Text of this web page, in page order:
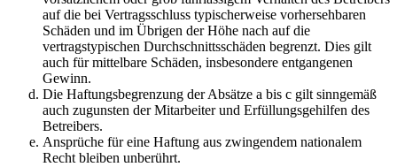
auf die bei Vertragsschluss typischerweise vorhersehbaren
Schäden und im Übrigen der Höhe nach auf die
vertragstypischen Durchschnittsschäden begrenzt. Dies gilt
auch für mittelbare Schäden, insbesondere entgangenen
Gewinn.
Die Haftungsbegrenzung der Absätze a bis c gilt sinngemäß
auch zugunsten der Mitarbeiter und Erfüllungsgehilfen des
Betreibers.
Ansprüche für eine Haftung aus zwingendem nationalem
Recht bleiben unberührt.